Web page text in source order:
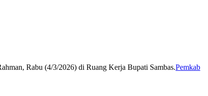
Pemkab